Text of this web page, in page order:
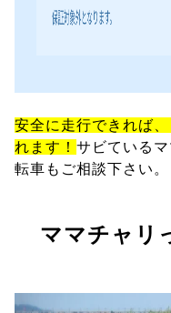
安全に走行できれば
れます！ サビている
転車もご相談下さい。
ママチャリ